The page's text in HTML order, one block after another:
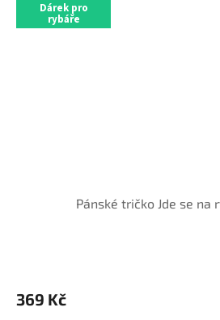
Dárek pro
rybáře
Pánské tričko Jde se na
je
369 Kč